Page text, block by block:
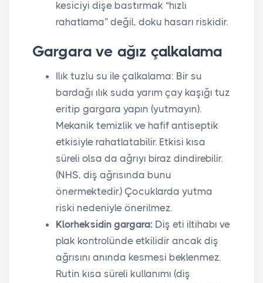
kesiciyi dişe bastırmak “hızlı
rahatlama” değil, doku hasarı riskidir.
Gargara ve ağız çalkalama
Ilık tuzlu su ile çalkalama: Bir su
bardağı ılık suda yarım çay kaşığı tuz
eritip gargara yapın (yutmayın).
Mekanik temizlik ve hafif antiseptik
etkisiyle rahatlatabilir. Etkisi kısa
süreli olsa da ağrıyı biraz dindirebilir.
(NHS, diş ağrısında bunu
önermektedir.) Çocuklarda yutma
riski nedeniyle önerilmez.
Klorheksidin gargara: Diş eti iltihabı ve
plak kontrolünde etkilidir ancak diş
ağrısını anında kesmesi beklenmez.
Rutin kısa süreli kullanımı (diş